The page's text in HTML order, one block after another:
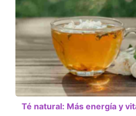
Té natural: Más energía y